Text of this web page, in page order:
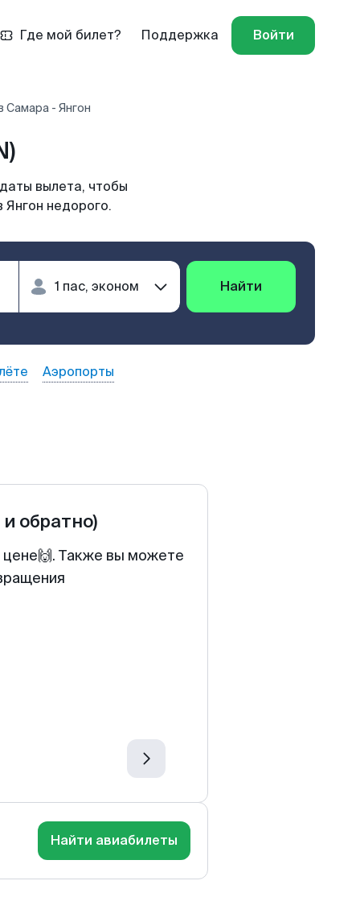
Где мой билет? Поддержка Войти
Самара - Янгон
вылета, чтобы
недорого.
Найти
Аэропорты
и обратно)
цене🙌. Также вы можете
Найти авиабилеты